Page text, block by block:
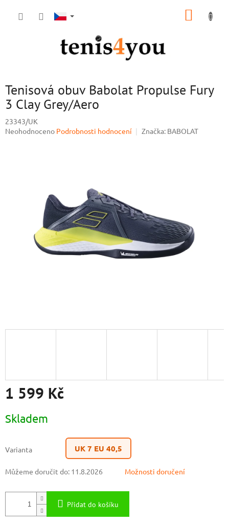
Tenisová obuv Babolat Propulse Fury
3 Clay Grey/Aero
23343/UK
Průměrné
Neohodnoceno Podrobnosti hodnocení Značka: BABOLAT
1 599 Kč
cena:
Skladem
Varianta UK 7 EU 40,5
Můžeme doručit do: 11.8.2026 Možnosti doručení
Přidat do košíku